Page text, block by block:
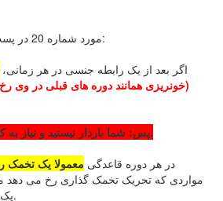
مورد شماره 20 در پست اول نوشته است:
20 - اگر بعد از یک رابطه جنسی در هر زمانی،
(خونریزی همانند دوره های قبلی در وی
پس: شما باردار نیستید و نیاز به کار خاصی هم ندارید.
در هر دوره قاعدگی معمولا یک تخمک
مواردی که تحریک تخمک گذاری رخ می
یک تخمک هم رها شود.